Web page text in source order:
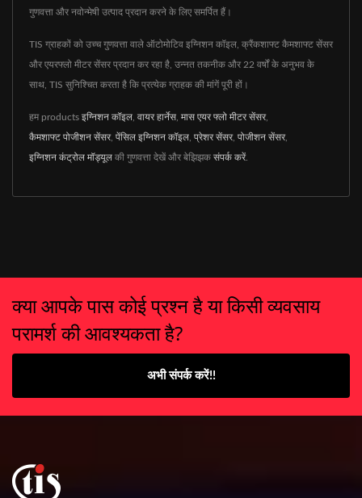
गुणवत्ता और नवोन्मेषी उत्पाद प्रदान करने के लिए समर्पित हैं।
TIS ग्राहकों को उच्च गुणवत्ता वाले ऑटोमोटिव इग्निशन कॉइल, क्रैंकशाफ्ट कैमशाफ्ट सेंसर
और एयरफ्लो मीटर सेंसर प्रदान कर रहा है, उन्नत तकनीक और 22 वर्षों के अनुभव के
साथ, TIS सुनिश्चित करता है कि प्रत्येक ग्राहक की मांगें पूरी हों।
हम products इग्निशन कॉइल वायर हार्नेस मास एयर फ्लो मीटर सेंसर,
कैमशाफ्ट पोजीशन सेंसर, पेंसिल इग्निशन कॉइल प्रेशर सेंसर, पोजीशन सेंसर,
इग्निशन कंट्रोल मॉड्यूल की गुणवत्ता देखें और बेझिझक संपर्क करें.
क्या आपके पास कोई प्रश्न है या किसी व्यवसाय
परामर्श की आवश्यकता है?
अभी संपर्क करें!!